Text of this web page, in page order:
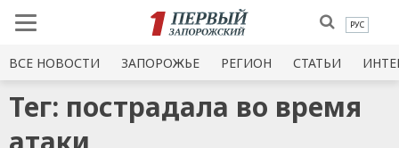
РУС
ВСЕ НОВОСТИ ЗАПОРОЖЬЕ РЕГИОН СТАТЬИ
Тег: пострадала во время